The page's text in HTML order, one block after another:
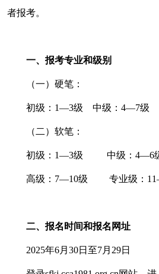
者报考。
一、报考专业和级别
（一）硬笔：
初级：1—3级 中级：4—7级
（二）软笔：
初级：1—3级 中级：4—6
高级：7—10级 专业级：
二、报名时间和报名网址
2025年6月30日至7月29日